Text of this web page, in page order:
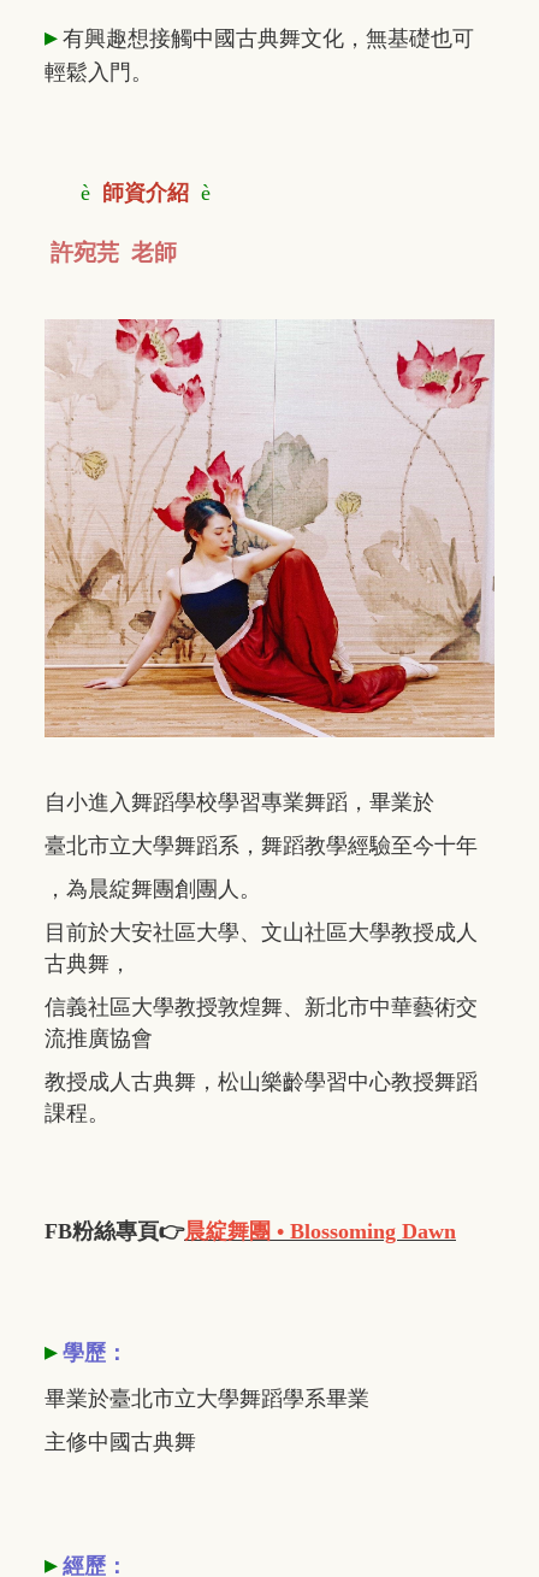
▸ 有興趣想接觸中國古典舞文化， 無基礎也可
輕鬆入門。
è 師資介紹 è
許宛芫 老師
自小進入舞蹈學校學習專業舞蹈，畢業於
臺北市立大學舞蹈系，舞蹈教學經驗至今十年
，為晨綻舞團創團人。
目前於大安社區大學、文山社區大學教授成人
古典舞，
信義社區大學教授敦煌舞、新北市中華藝術交
流推廣協會
教授成人古典舞，松山樂齡學習中心教授舞蹈
課程。
FB粉絲專頁👉晨綻舞團 • Blossoming Dawn
▸ 學歷：
畢業於臺北市立大學舞蹈學系畢業
主修中國古典舞
▸ 經歷：